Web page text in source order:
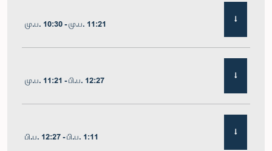
மு.ப. 10:30 - மு.ப. 11:21
மு.ப. 11:21 - பி.ப. 12:27
பி.ப. 12:27 - பி.ப. 1:11